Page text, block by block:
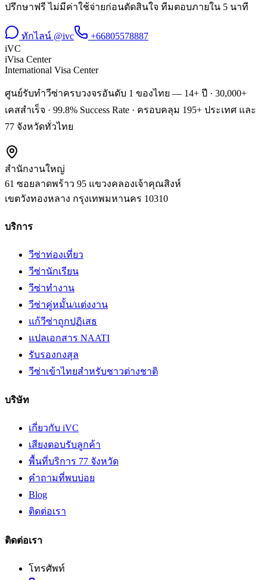
ปรึกษาฟรี ไม่มีค่าใช้จ่ายก่อนตัดสินใจ ทีมตอบภายใน 5 นาที
ทักไลน์ @ivc
+66805578887
iVC
iVisa Center
International Visa Center
ศูนย์รับทำวีซ่าครบวงจรอันดับ 1 ของไทย — 14+ ปี · 30,000+
เคสสำเร็จ · 99.8% Success Rate · ครอบคลุม 195+ ประเทศ และ
77 จังหวัดทั่วไทย
สำนักงานใหญ่
61 ซอยลาดพร้าว 95 แขวงคลองเจ้าคุณสิงห์
เขตวังทองหลาง กรุงเทพมหานคร 10310
บริการ
วีซ่าท่องเที่ยว
วีซ่านักเรียน
วีซ่าทำงาน
วีซ่าคู่หมั้น/แต่งงาน
แก้วีซ่าถูกปฏิเสธ
แปลเอกสาร NAATI
รับรองกงสุล
วีซ่าเข้าไทยสำหรับชาวต่างชาติ
บริษัท
เกี่ยวกับ iVC
เสียงตอบรับลูกค้า
พื้นที่บริการ 77 จังหวัด
คำถามที่พบบ่อย
Blog
ติดต่อเรา
ติดต่อเรา
โทรศัพท์